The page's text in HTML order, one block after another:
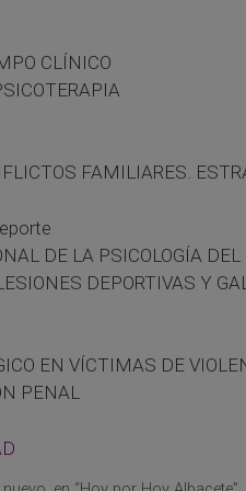
CLÍNICO
FAMILIARES.
DE LA PSICOLOGÍA DEL
DEPORTIVAS Y
EN VÍCTIMAS DE
PENAL